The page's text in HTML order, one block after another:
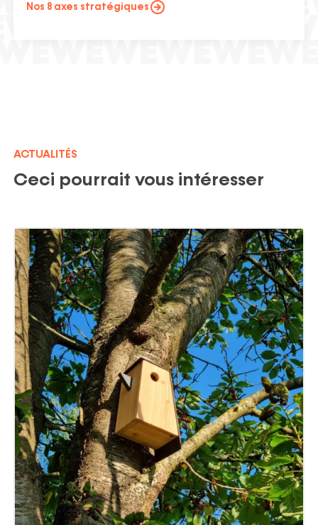
Nos 8 axes stratégiques
ACTUALITÉS
Ceci pourrait vous intéresser